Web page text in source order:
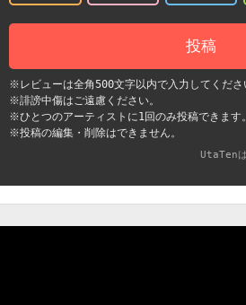
投稿
※レビューは全角500文字以内で入力してくださ
※誹謗中傷はご遠慮ください。
※ひとつのアーティストに1回のみ投稿できます。
※投稿の編集・削除はできません。
UtaTen